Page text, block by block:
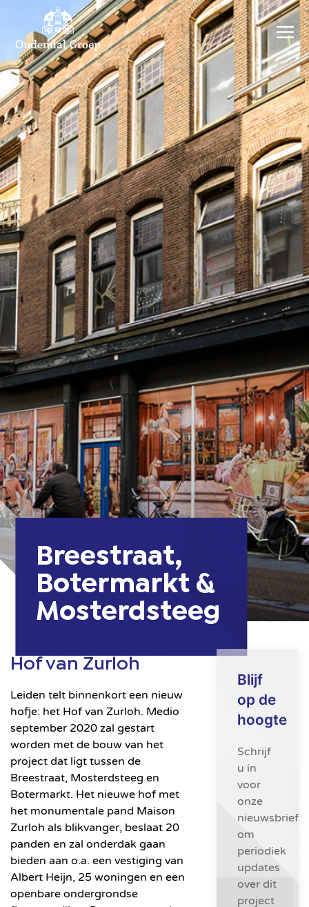
Breestraat,
Botermarkt &
Mosterdsteeg
Hof van Zurloh
Leiden telt binnenkort een nieuw
hofje: het Hof van Zurloh. Medio
september 2020 zal gestart
worden met de bouw van het
project dat ligt tussen de
Breestraat, Mosterdsteeg en
Botermarkt. Het nieuwe hof met
het monumentale pand Maison
Zurloh als blikvanger, beslaat 20
panden en zal onderdak gaan
bieden aan o.a. een vestiging van
Albert Heijn, 25 woningen en een
openbare ondergrondse
Blijf
op de
hoogte
Schrijf
u in
voor
onze
nieuwsbrief
om
periodiek
updates
over dit
project